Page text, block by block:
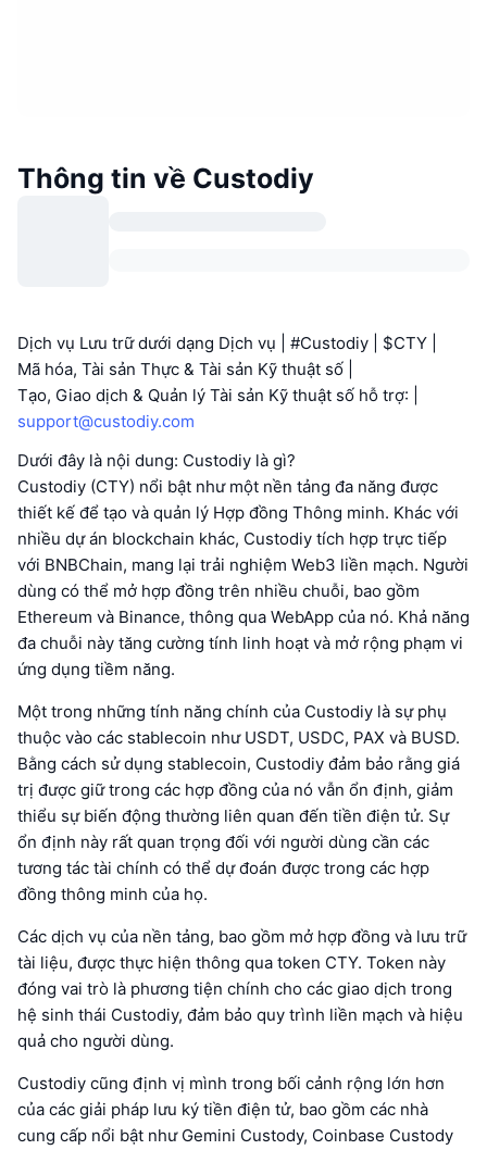
Thông tin về Custodiy
Dịch vụ Lưu trữ dưới dạng Dịch vụ | #Custodiy | $CTY |
Mã hóa, Tài sản Thực & Tài sản Kỹ thuật số |
Tạo, Giao dịch & Quản lý Tài sản Kỹ thuật số hỗ trợ: |
support@custodiy.com
Dưới đây là nội dung: Custodiy là gì?
Custodiy (CTY) nổi bật như một nền tảng đa năng được
thiết kế để tạo và quản lý Hợp đồng Thông minh. Khác với
nhiều dự án blockchain khác, Custodiy tích hợp trực tiếp
với BNBChain, mang lại trải nghiệm Web3 liền mạch. Người
dùng có thể mở hợp đồng trên nhiều chuỗi, bao gồm
Ethereum và Binance, thông qua WebApp của nó. Khả năng
đa chuỗi này tăng cường tính linh hoạt và mở rộng phạm vi
ứng dụng tiềm năng.
Một trong những tính năng chính của Custodiy là sự phụ
thuộc vào các stablecoin như USDT, USDC, PAX và BUSD.
Bằng cách sử dụng stablecoin, Custodiy đảm bảo rằng giá
trị được giữ trong các hợp đồng của nó vẫn ổn định, giảm
thiểu sự biến động thường liên quan đến tiền điện tử. Sự
ổn định này rất quan trọng đối với người dùng cần các
tương tác tài chính có thể dự đoán được trong các hợp
đồng thông minh của họ.
Các dịch vụ của nền tảng, bao gồm mở hợp đồng và lưu trữ
tài liệu, được thực hiện thông qua token CTY. Token này
đóng vai trò là phương tiện chính cho các giao dịch trong
hệ sinh thái Custodiy, đảm bảo quy trình liền mạch và hiệu
quả cho người dùng.
Custodiy cũng định vị mình trong bối cảnh rộng lớn hơn
của các giải pháp lưu ký tiền điện tử, bao gồm các nhà
cung cấp nổi bật như Gemini Custody, Coinbase Custody